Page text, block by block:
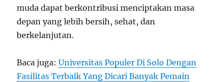
muda dapat berkontribusi menciptakan masa
depan yang lebih bersih, sehat, dan
berkelanjutan.
Baca juga:Universitas Populer Di Solo Dengan
Fasilitas Terbaik Yang Dicari Banyak Pemain